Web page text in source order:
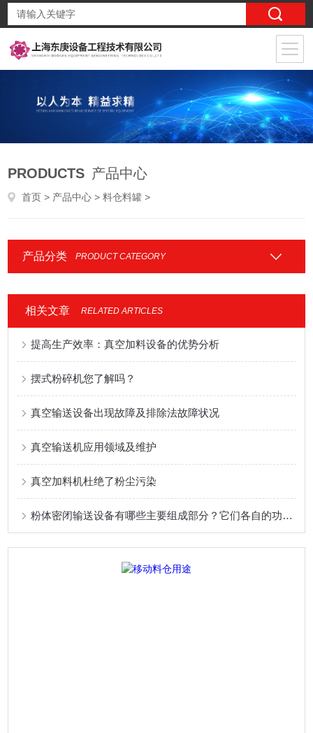
PRODUCTS 产品中心
首页 > 产品中心 >料仓料罐 >
产品分类 PRODUCT CATEGORY
相关文章 RELATED ARTICLES
提高生产效率：真空加料设备的优势分析
摆式粉碎机您了解吗？
真空输送设备出现故障及排除法故障状况
真空输送机应用领域及维护
真空加料机杜绝了粉尘污染
粉体密闭输送设备有哪些主要组成部分？它们各自的功能是什么？